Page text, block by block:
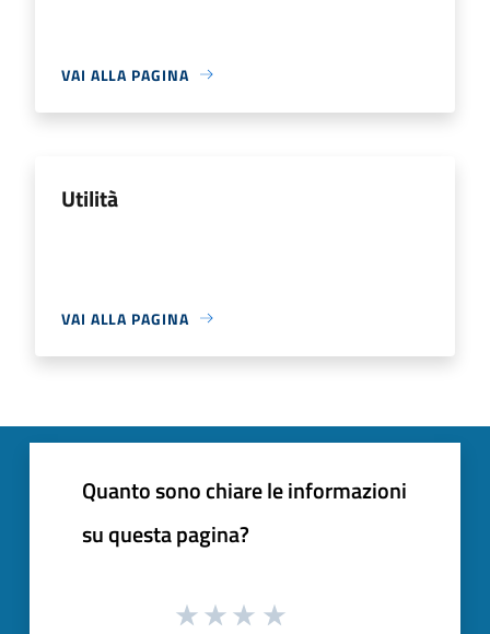
VAI ALLA PAGINA
Utilità
VAI ALLA PAGINA
Quanto sono chiare le informazioni
su questa pagina?